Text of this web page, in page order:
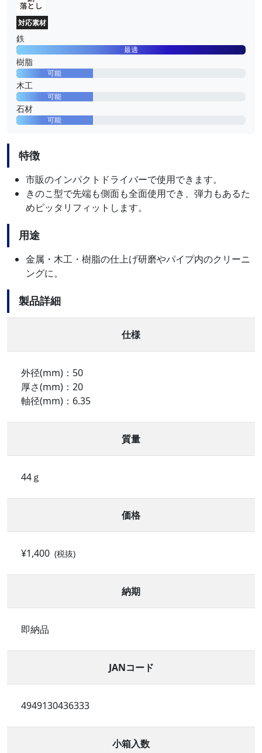
対応素材
鉄
最適
樹脂
可能
木工
可能
石材
可能
特徴
市販のインパクトドライバーで使用できます。
きのこ型で先端も側面も全面使用でき、弾力もあるた
めピッタリフィットします。
用途
金属・木工・樹脂の仕上げ研磨やパイプ内のクリーニ
ングに。
製品詳細
仕様
外径(mm)：50
厚さ(mm)：20
軸径(mm)：6.35
質量
44ｇ
価格
¥1,400 (税抜)
納期
即納品
JANコード
4949130436333
小箱入数